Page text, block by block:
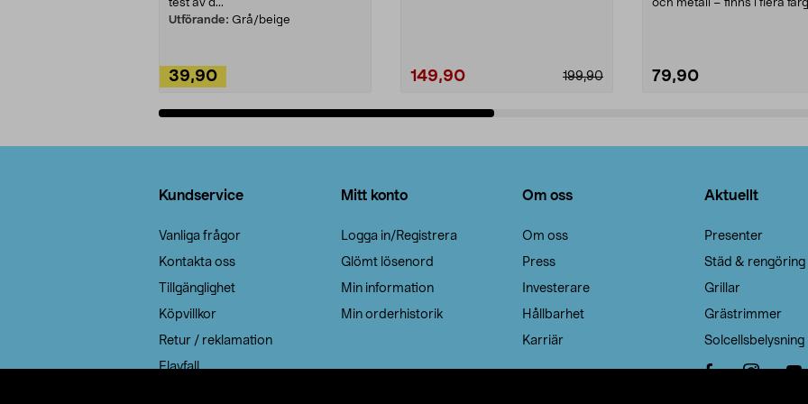
test av d...
Utförande: Grå/beige
39,90 199,90
149,90
och metall – finns i flera
79,90
Kundservice
Vanliga frågor
Kontakta oss
Tillgänglighet
Köpvillkor
Retur / reklamation
Elavfall
Mitt konto
Logga in/Registrera
Glömt lösenord
Min information
Min orderhistorik
Om oss
Om oss
Press
Investerare
Hållbarhet
Karriär
Aktuellt
Presenter
Städ & rengöring
Grillar
Grästrimmer
Solcellsbelysning